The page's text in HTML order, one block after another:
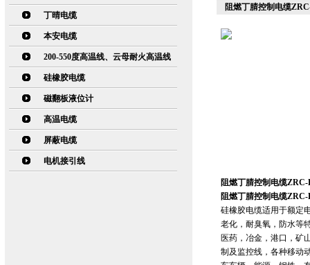
丁晴电缆
本安电缆
200-550度高温线、云母耐火高温线
硅橡胶电缆
磁翻板液位计
高温电缆
屏蔽电缆
电机接引线
阻燃丁腈控制电缆
阻燃丁腈控制电缆
阻燃丁腈控制电缆
硅橡胶电缆适用于额定
老化，耐臭氧，防水等
医药，冶金，港口，矿
制及监控线，各种移动